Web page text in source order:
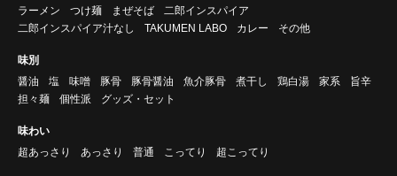
ラーメン
つけ麺 まぜそば
二郎インスパイア
二郎インスパイア汁なし
TAKUMEN LABO カレー その他
味別
醤油
塩 味噌 豚骨 豚骨醤油 魚介豚骨 煮干し 鶏白湯 家系
旨辛
担々麺
個性派 グッズ・セット
味わい
超あっさり
あっさり 普通 こってり 超こってり